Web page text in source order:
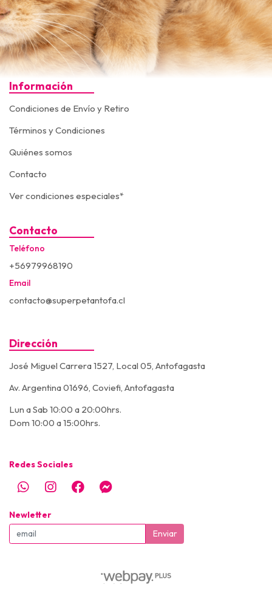
Información
Condiciones de Envío y Retiro
Términos y Condiciones
Quiénes somos
Contacto
Ver condiciones especiales*
Contacto
Teléfono
+56979968190
Email
contacto@superpetantofa.cl
Dirección
José Miguel Carrera 1527, Local 05, Antofagasta
Av. Argentina 01696, Coviefi, Antofagasta
Lun a Sab 10:00 a 20:00hrs.
Dom 10:00 a 15:00hrs.
Redes Sociales
Newletter
Enviar